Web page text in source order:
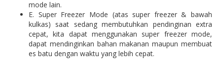
mode lain.
E. Super Freezer Mode (atas super freezer & bawah
kulkas) saat sedang membutuhkan pendinginan extra
cepat, kita dapat menggunakan super freezer mode,
dapat mendinginkan bahan makanan maupun membuat
es batu dengan waktu yang lebih cepat.